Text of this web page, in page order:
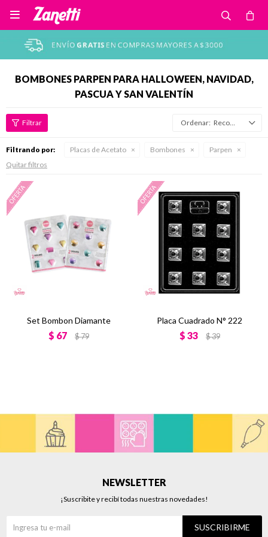

BOMBONES PARPEN PARA HALLOWEEN, NAVIDAD,
PASCUA Y SAN VALENTÍN
Recomendados
Filtrando por: Placas de Acetato Bombones
Parpen
Quitar filtros
Set Bombon Diamante
$ 67 $79
Placa Cuadrado N° 222
$ 33 $39
NEWSLETTER
¡Suscribite y recibí todas nuestras novedades!
SUSCRIBIRME